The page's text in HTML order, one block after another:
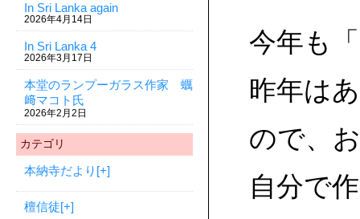
In Sri Lanka again
2026年4月14日
In Sri Lanka 4
2026年3月17日
本堂のランプーガラス作家 蠣
﨑マコト氏
2026年2月2日
カテゴリ
本納寺だより [+]
檀信徒[+]
今年も
昨年は
ので、
自分で